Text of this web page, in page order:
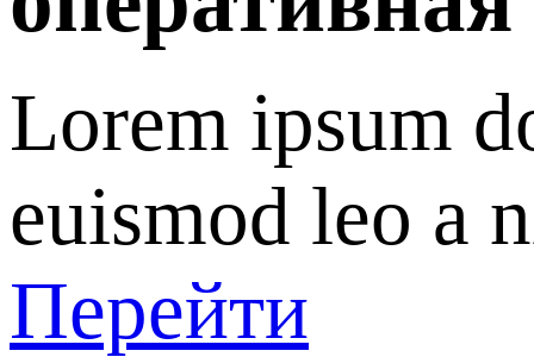
Lorem ipsum
euismod leo a
Перейти